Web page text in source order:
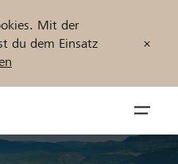
Mit der
du dem Einsatz
öffnen